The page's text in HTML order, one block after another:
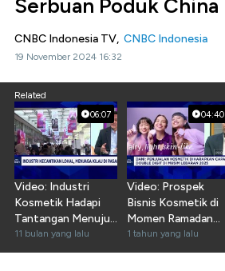
Serbuan Poduk China
CNBC Indonesia TV, CNBC Indonesia
19 November 2024 16:32
Related
06:07
Video: Industri
Kosmetik Hadapi
Tantangan Menuju
Wajib Halal 2026
11 bulan yang lalu
04:40
Video: Prospek
Bisnis Kosmetik di
Momen Ramadan
dan Lebaran
1 tahun yang lalu